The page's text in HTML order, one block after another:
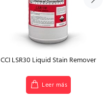
CCI LSR30 Liquid Stain Remover
Leer más